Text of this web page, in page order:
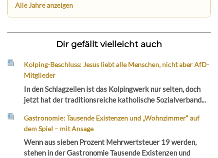
Alle Jahre anzeigen
Dir gefällt vielleicht auch
Kolping-Beschluss: Jesus liebt alle Menschen, nicht aber AfD-
Mitglieder
In den Schlagzeilen ist das Kolpingwerk nur selten, doch
jetzt hat der traditionsreiche katholische Sozialverband...
Gastronomie: Tausende Existenzen und „Wohnzimmer“ auf
dem Spiel – mit Ansage
Wenn aus sieben Prozent Mehrwertsteuer 19 werden,
stehen in der Gastronomie Tausende Existenzen und